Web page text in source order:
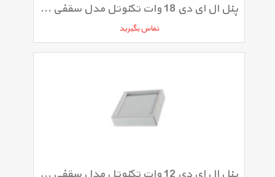
پنل ال ای دی 18 وات تکنوتل مدل سقفی روکار
تماس بگیرید